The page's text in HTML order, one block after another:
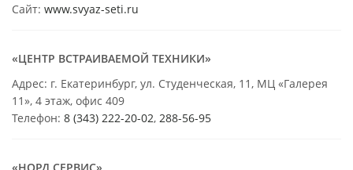
Сайт: www.svyaz-seti.ru
«ЦЕНТР ВСТРАИВАЕМОЙ ТЕХНИКИ»
Адрес: г. Екатеринбург, ул. Студенческая, 11, МЦ «Галерея
11», 4 этаж, офис 409
Телефон: 8 (343) 222-20-02, 288-56-95
«НОРД СЕРВИС»